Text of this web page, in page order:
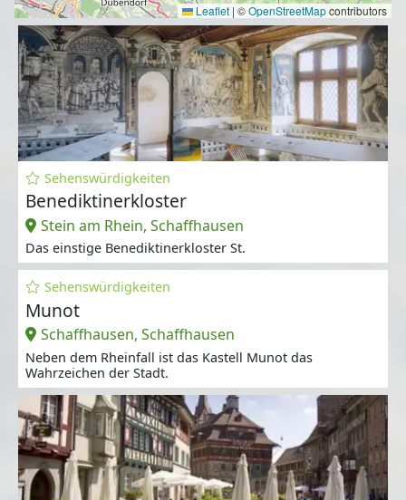
Leaflet | ©OpenStreetMapcontributors
Sehenswürdigkeiten
Benediktinerkloster
Stein am Rhein, Schaffhausen
Das einstige Benediktinerkloster St.
Sehenswürdigkeiten
Munot
Schaffhausen, Schaffhausen
Neben dem Rheinfall ist das Kastell Munot das
Wahrzeichen der Stadt.